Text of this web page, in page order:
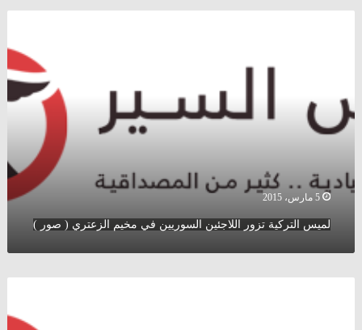
في
مخيم
الزعتري
صور
)
5 مارس، 2015
لميس التركية تزور اللاجئين السوريين في مخيم الزعتري ( صور )